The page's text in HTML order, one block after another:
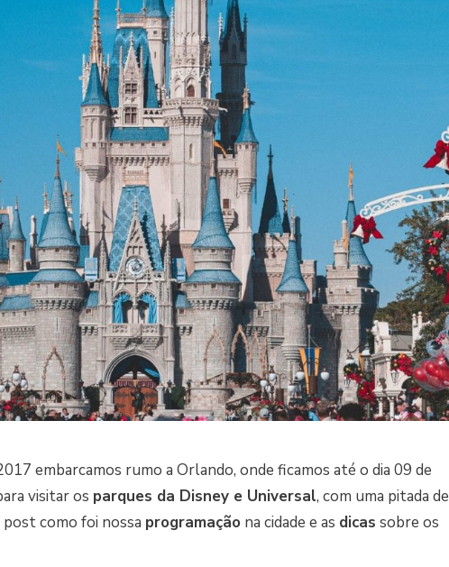
embarcamos rumo a Orlando, onde ficamos até o dia 09 de
visitar os parques da Disney e Universal, com uma pitada de
post como foi nossa programação na cidade e as dicas sobre os